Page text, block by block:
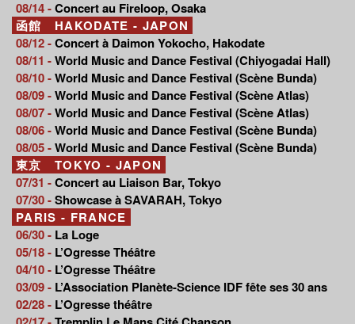
08/14 -Concert au Fireloop, Osaka
函館 HAKODATE - JAPON
08/12 -Concert à Daimon Yokocho, Hakodate
08/11 -World Music and Dance Festival (Chiyogadai Hall)
08/10 -World Music and Dance Festival (Scène Bunda)
08/09 -World Music and Dance Festival (Scène Atlas)
08/07 -World Music and Dance Festival (Scène Atlas)
08/06 -World Music and Dance Festival (Scène Bunda)
08/05 -World Music and Dance Festival (Scène Bunda)
東京 TOKYO - JAPON
07/31 -Concert au Liaison Bar, Tokyo
07/30 -Showcase à SAVARAH, Tokyo
PARIS - FRANCE
06/30 - La Loge
05/18 - L’Ogresse Théâtre
04/10 - L’Ogresse Théâtre
03/09 - L’Association Planète-Science IDF fête ses 30 ans
02/28 - L’Ogresse théâtre